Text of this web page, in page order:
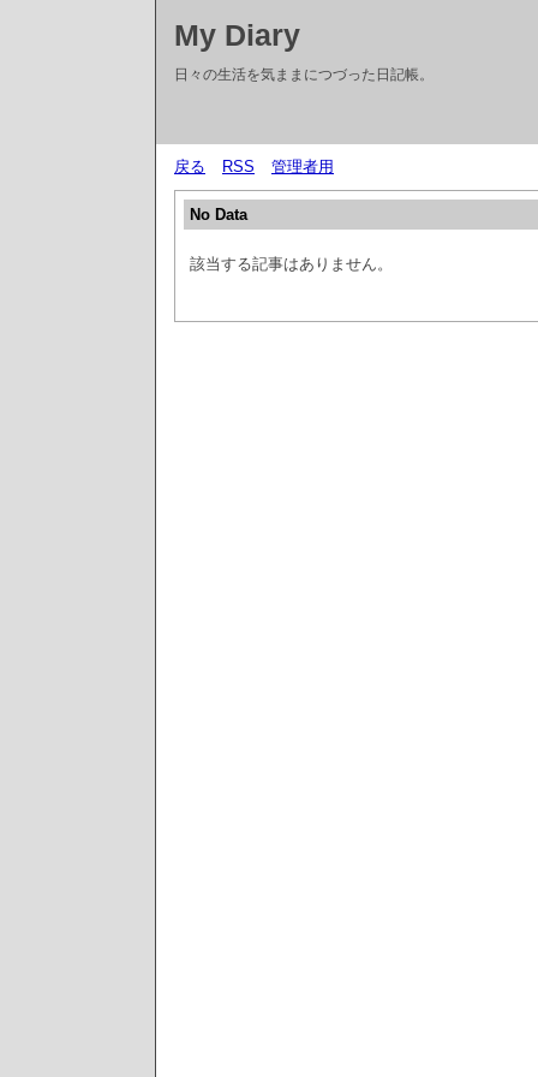
My Diary
日々の生活を気ままにつづった日記帳。
戻る RSS 管理者用
No Data
該当する記事はありません。